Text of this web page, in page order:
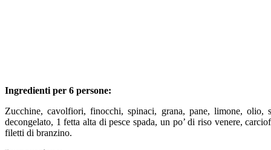
Ingredienti per 6 persone:
Zucchine, cavolfiori, finocchi, spinaci, grana, pane, limone, olio,
decongelato, 1 fetta alta di pesce spada, un po’ di riso venere,
filetti di branzino.